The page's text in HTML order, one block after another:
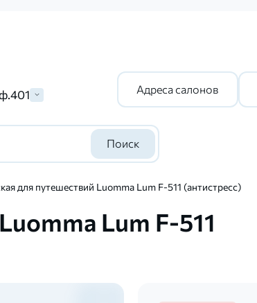
Адреса салонов
Поиск
для путешествий Luomma Lum F-511 (антистресс)
Lum F-511